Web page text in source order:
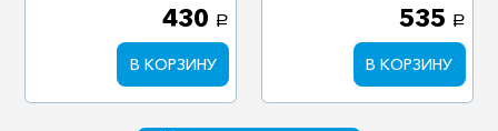
430 a
В КОРЗИНУ
535 a
В КОРЗИНУ